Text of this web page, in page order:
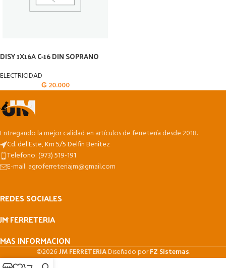
DISY 1X16A C-16 DIN SOPRANO
ELECTRICIDAD
₲ 20.000
Entregando la mejor calidad en artículos de ferretería desde 2018.
Cd. del Este, Km 5/5 Delfin Benitez
Telefono: (973) 519-191
E-mail: agroferreteriajm@gmail.com
REDES SOCIALES
JM FERRETERIA
MAS INFORMACION
©2026JM FERRETERIADiseñado porFZ Sistemas.